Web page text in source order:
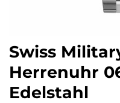
Swiss
Herrenuhr
Edelstahl